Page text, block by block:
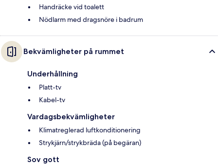
Handräcke vid toalett
Nödlarm med dragsnöre i badrum
Bekvämligheter på rummet
Underhållning
Platt-tv
Kabel-tv
Vardagsbekvämligheter
Klimatreglerad luftkonditionering
Strykjärn/strykbräda (på begäran)
Sov gott